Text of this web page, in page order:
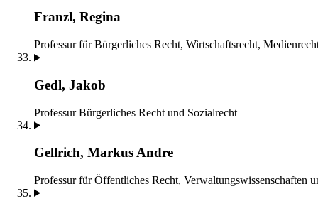
Franzl, Regina
Professur für Bürgerliches Recht, Wirtschaftsrecht,
Gedl, Jakob
Professur Bürgerliches Recht und Sozialrecht
Gellrich, Markus Andre
Professur für Öffentliches Recht, Verwaltungswissenschaften